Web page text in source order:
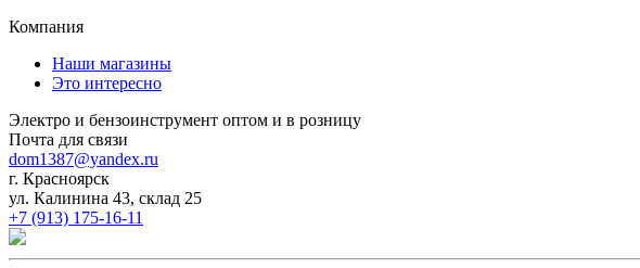
Компания
Наши магазины
Это интересно
Электро и бензоинструмент оптом и в розницу
Почта для связи
dom1387@yandex.ru
г. Красноярск
ул. Калинина 43, склад 25
+7 (913) 175-16-11